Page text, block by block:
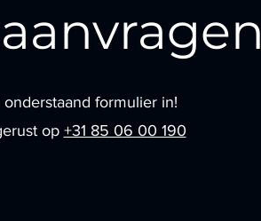
formulier in!
op +31 85 06 00 190